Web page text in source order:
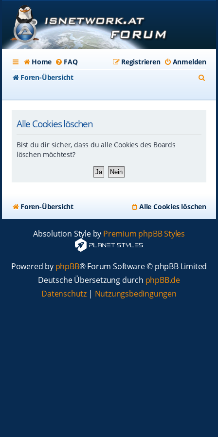
Home FAQ Anmelden
Registrieren
Foren-Übersicht
Alle Cookies löschen
Bist du dir sicher, dass du alle Cookies des Boards
löschen möchtest?
Foren-Übersicht Alle Cookies löschen
Absolution Style by Premium phpBB Styles
Powered by phpBB® Forum Software © phpBB Limited
Deutsche Übersetzung durch phpBB.de
Datenschutz | Nutzungsbedingungen